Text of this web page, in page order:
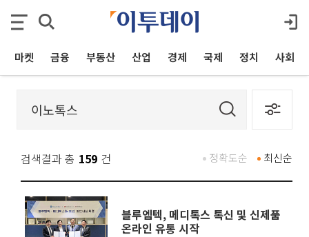
마켓 금융 부동산 산업 경제 국제 정치 사회
검색결과 총 159 건 최신순
정확도순
블루엠텍, 메디톡스 톡신 및 신제품
온라인 유통 시작